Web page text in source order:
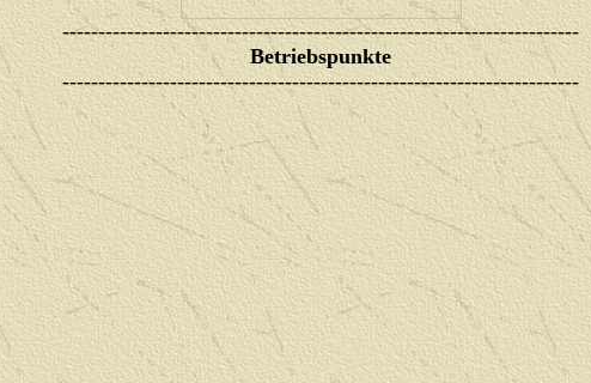
------------------------------------------------------------------------
Betriebspunkte
------------------------------------------------------------------------